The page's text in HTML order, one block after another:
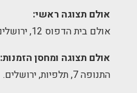
אולם תצוגה ראשי:
אולם בית הדפוס 12, ירושלים.
אולם תצוגה ומחסן הזמנות:
התנופה 7, תלפיות, ירושלים.